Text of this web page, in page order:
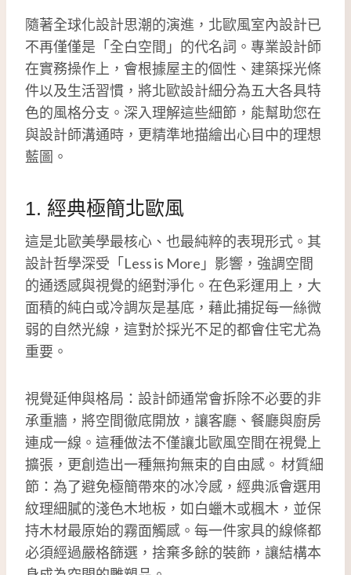
隨著全球化設計思潮的演進，北歐風室內設計已
不再僅僅是「全白空間」的代名詞。專業設計師
在實務操作上，會根據屋主的個性、建築採光條
件以及生活習慣，將北歐設計細分為五大各具特
色的風格分支。深入理解這些細節，能幫助您在
與設計師溝通時，更精準地描繪出心目中的理想
藍圖。
1. 經典極簡北歐風
這是北歐美學最核心、也最純粹的表現形式。其
設計哲學深受「Less is More」影響，強調空間
的通透感與視覺的絕對淨化。在色彩運用上，大
面積的純白或冷調灰是基底，藉此捕捉每一絲微
弱的自然光線，這對於採光不足的都會住宅尤為
重要。
視覺延伸與格局：設計師通常會拆除不必要的非
承重牆，將空間徹底開放，讓客廳、餐廳與廚房
連成一線。這種做法不僅讓北歐風空間在視覺上
擴張，更創造出一種無拘無束的自由感。 材質細
節：為了避免極簡帶來的冰冷感，經典派會選用
紋理細膩的淺色木地板，如白蠟木或楓木，並保
持木材最原始的霧面觸感。每一件家具的線條都
必須經過嚴格篩選，捨棄多餘的裝飾，讓結構本